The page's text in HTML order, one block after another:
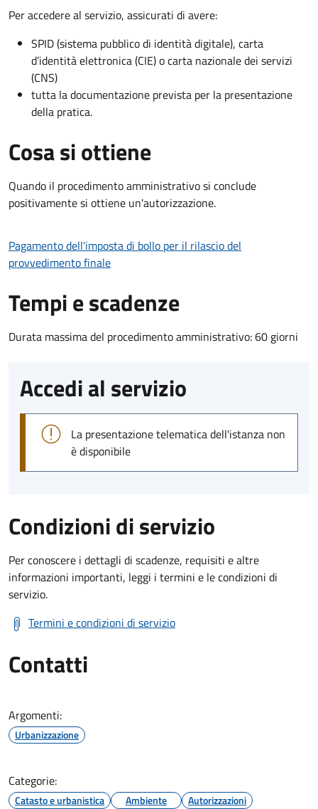
Per accedere al servizio, assicurati di avere:
SPID (sistema pubblico di identità digitale), carta
d’identità elettronica (CIE) o carta nazionale dei servizi
(CNS)
tutta la documentazione prevista per la presentazione
della pratica.
Cosa si ottiene
Quando il procedimento amministrativo si conclude
positivamente si ottiene un'autorizzazione.
Pagamento dell'imposta di bollo per il rilascio del
provvedimento finale
Tempi e scadenze
Durata massima del procedimento amministrativo: 60 giorni
Accedi al servizio
La presentazione telematica dell'istanza non
è disponibile
Condizioni di servizio
Per conoscere i dettagli di scadenze, requisiti e altre
informazioni importanti, leggi i termini e le condizioni di
servizio.
Termini e condizioni di servizio
Contatti
Argomenti:
Urbanizzazione
Categorie:
Catasto e urbanistica Ambiente Autorizzazioni